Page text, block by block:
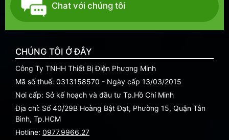
Chat với chúng tôi
CHÚNG TÔI Ở ĐÂY
Công Ty TNHH Thiết Bị Điện Phương Minh
Mã số thuế: 0313158570 - Ngày cấp 13/03/2015
Nơi cấp: Sở kế hoạch và đầu tư Tp.Hồ Chí Minh
Địa chỉ: Số 40/29B Hoàng Bật Đạt, Phường 15, Quận Tân
Bình, Tp.HCM
Hotline: 0977.9966.27